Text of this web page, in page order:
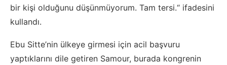
bir kişi olduğunu düşünmüyorum. Tam tersi.“ ifadesini
kullandı.
Ebu Sitte’nin ülkeye girmesi için acil başvuru
yaptıklarını dile getiren Samour, burada kongrenin